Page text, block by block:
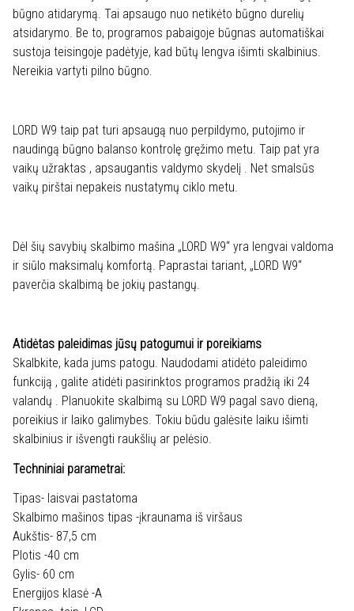
būgno atidarymą. Tai apsaugo nuo netikėto būgno durelių
atsidarymo. Be to, programos pabaigoje būgnas automatiškai
sustoja teisingoje padėtyje, kad būtų lengva išimti skalbinius.
Nereikia vartyti pilno būgno.
LORD W9 taip pat turi apsaugą nuo perpildymo, putojimo ir
naudingą būgno balanso kontrolę gręžimo metu. Taip pat yra
vaikų užraktas , apsaugantis valdymo skydelį . Net smalsūs
vaikų pirštai nepakeis nustatymų ciklo metu.
Dėl šių savybių skalbimo mašina „LORD W9“ yra lengvai valdoma
ir siūlo maksimalų komfortą. Paprastai tariant, „LORD W9“
paverčia skalbimą be jokių pastangų.
Atidėtas paleidimas jūsų patogumui ir poreikiams
Skalbkite, kada jums patogu. Naudodami atidėto paleidimo
funkciją , galite atidėti pasirinktos programos pradžią iki 24
valandų . Planuokite skalbimą su LORD W9 pagal savo dieną,
poreikius ir laiko galimybes. Tokiu būdu galėsite laiku išimti
skalbinius ir išvengti raukšlių ar pelėsio.
Techniniai parametrai:
Tipas- laisvai pastatoma
Skalbimo mašinos tipas -įkraunama iš viršaus
Aukštis- 87,5 cm
Plotis -40 cm
Gylis- 60 cm
Energijos klasė -A